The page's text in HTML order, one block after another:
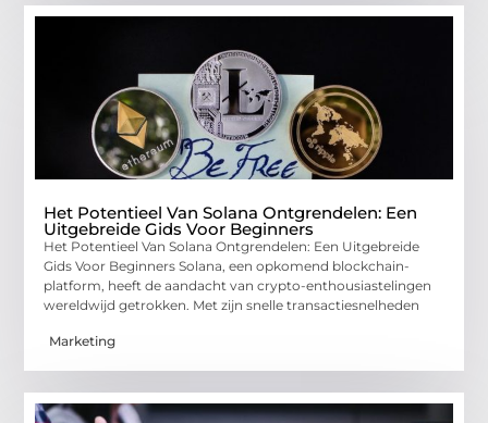
Het Potentieel Van Solana Ontgrendelen: Een
Uitgebreide Gids Voor Beginners
Het Potentieel Van Solana Ontgrendelen: Een Uitgebreide
Gids Voor Beginners Solana, een opkomend blockchain-
platform, heeft de aandacht van crypto-enthousiastelingen
wereldwijd getrokken. Met zijn snelle transactiesnelheden
Marketing